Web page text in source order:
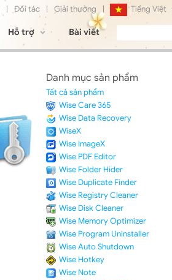
| Đối tác | Giải thưởng | Tiếng Việt
English
日本語
Hỗ trợ Bài viết
Danh mục sản phẩm
Tất cả sản phẩm
Wise Care 365
Wise Data Recovery
WiseX
Wise ImageX
Wise PDF Editor
Wise Folder Hider
Wise Duplicate Finder
Wise Registry Cleaner
Wise Disk Cleaner
Wise Memory Optimizer
Wise Program Uninstaller
Wise Auto Shutdown
Wise Hotkey
Wise Note